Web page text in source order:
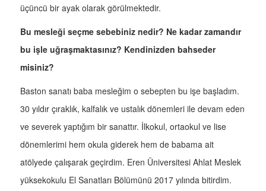
üçüncü bir ayak olarak görülmektedir.
Bu mesleği seçme sebebiniz nedir? Ne kadar zamandır
bu işle uğraşmaktasınız? Kendinizden bahseder
misiniz?
Baston sanatı baba mesleğim o sebepten bu işe başladım.
30 yıldır çıraklık, kalfalık ve ustalık dönemleri ile devam eden
ve severek yaptığım bir sanattır. İlkokul, ortaokul ve lise
dönemlerimi hem okula giderek hem de babama ait
atölyede çalışarak geçirdim. Eren Üniversitesi Ahlat Meslek
yüksekokulu El Sanatları Bölümünü 2017 yılında bitirdim.